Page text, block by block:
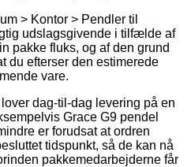
> Kontor > Pendler til
udslagsgivende i tilfælde af
pakke fluks, og af den grund
du efterser den estimerede
vare.
dag-til-dag levering på en
Grace G9 pendel
er forudsat at ordren
tidspunkt, så de kan nå
pakkemedarbejderne får